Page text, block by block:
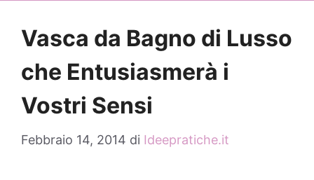
Vasca da Bagno di Lusso
che Entusiasmerà i
Vostri Sensi
Febbraio 14, 2014 di Ideepratiche.it